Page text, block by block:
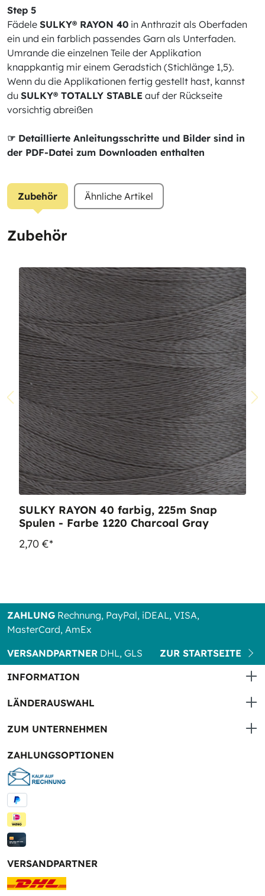
Step 5
Fädele SULKY® RAYON 40 in Anthrazit als Oberfaden
ein und ein farblich passendes Garn als Unterfaden.
Umrande die einzelnen Teile der Applikation
knappkantig mir einem Geradstich (Stichlänge 1,5).
Wenn du die Applikationen fertig gestellt hast, kannst
du SULKY® TOTALLY STABLE auf der Rückseite
vorsichtig abreißen
☞ Detaillierte Anleitungsschritte und Bilder sind in
der PDF-Datei zum Downloaden enthalten
Zubehör Ähnliche Artikel
Zubehör
SULKY RAYON 40 farbig, 225m Snap
Spulen - Farbe 1220 Charcoal Gray
2,70 €*
ZAHLUNG Rechnung, PayPal, iDEAL, VISA,
MasterCard, AmEx
VERSANDPARTNER DHL, GLS
ZUR STARTSEITE
INFORMATION
LÄNDERAUSWAHL
ZUM UNTERNEHMEN
ZAHLUNGSOPTIONEN
VERSANDPARTNER